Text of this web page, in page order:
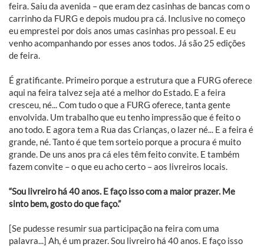
feira. Saiu da avenida – que eram dez casinhas de bancas com o
carrinho da FURG e depois mudou pra cá. Inclusive no começo
eu emprestei por dois anos umas casinhas pro pessoal. E eu
venho acompanhando por esses anos todos. Já são 25 edições
de feira.
É gratificante. Primeiro porque a estrutura que a FURG oferece
aqui na feira talvez seja até a melhor do Estado. E a feira
cresceu, né... Com tudo o que a FURG oferece, tanta gente
envolvida. Um trabalho que eu tenho impressão que é feito o
ano todo. E agora tem a Rua das Crianças, o lazer né... E a feira é
grande, né. Tanto é que tem sorteio porque a procura é muito
grande. De uns anos pra cá eles têm feito convite. E também
fazem convite – o que eu acho certo – aos livreiros locais.
“Sou livreiro há 40 anos. E faço isso com a maior prazer. Me
sinto bem, gosto do que faço.”
[Se pudesse resumir sua participação na feira com uma
palavra...] Ah, é um prazer. Sou livreiro há 40 anos. E faço isso